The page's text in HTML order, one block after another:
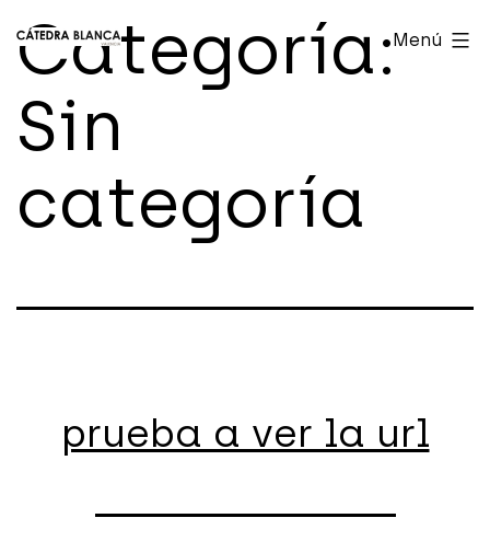
Saltar
al
Cátedra
Blanca
Valencia
Menú
Categoría:
Sin
categoría
prueba a ver la url